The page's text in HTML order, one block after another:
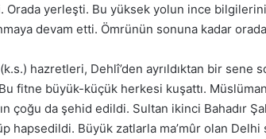
Orada yerleşti. Bu yüksek yolun ince
devam etti. Ömrünün sonuna kadar
hazretleri, Dehlî’den ayrıldıktan bir sene
fitne büyük-küçük herkesi kuşattı.
çoğu da şehid edildi. Sultan ikinci Bahadır
hapsedildi. Büyük zatlarla ma’mûr olan